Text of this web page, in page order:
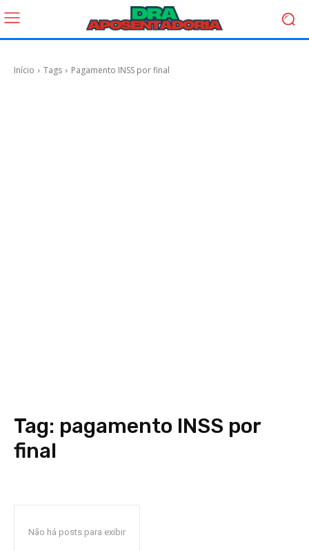
Início Tags Pagamento INSS por final
Tag: pagamento INSS por
final
Não há posts para exibir